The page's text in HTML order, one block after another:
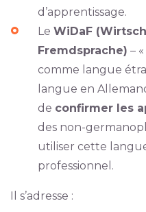
d’apprentissage.
Le WiDaF
Fremdsprache) –
comme langue
langue en
de confirmer les
des non-
utiliser cette
professionnel.
Il s’adresse :